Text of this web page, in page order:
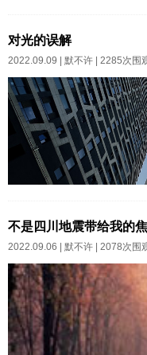
对光的误解
2022.09.09 | 默不许 | 2285次围
不是四川地震带给我的
2022.09.06 | 默不许 | 2078次围